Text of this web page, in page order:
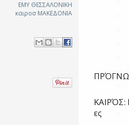
ΕΜΥ ΘΕΣΣΑΛΟΝΙΚΗ
καιροσ ΜΑΚΕΔΟΝΙΑ
ΚΑΙΡΌΣ:
ες